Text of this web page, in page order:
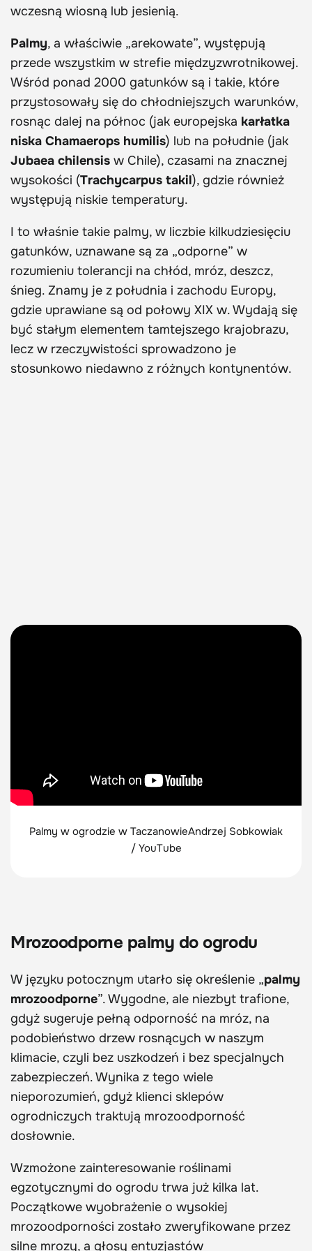
wczesną wiosną lub jesienią.
Palmy, a właściwie „arekowate”, występują
przede wszystkim w strefie międzyzwrotnikowej.
Wśród ponad 2000 gatunków są i takie, które
przystosowały się do chłodniejszych warunków,
rosnąc dalej na północ (jak europejska karłatka
niska Chamaerops humilis) lub na południe (jak
Jubaea chilensis w Chile), czasami na znacznej
wysokości (Trachycarpus takil), gdzie również
występują niskie temperatury.
I to właśnie takie palmy, w liczbie kilkudziesięciu
gatunków, uznawane są za „odporne” w
rozumieniu tolerancji na chłód, mróz, deszcz,
śnieg. Znamy je z południa i zachodu Europy,
gdzie uprawiane są od połowy XIX w. Wydają się
być stałym elementem tamtejszego krajobrazu,
lecz w rzeczywistości sprowadzono je
stosunkowo niedawno z różnych kontynentów.
Palmy w ogrodzie w TaczanowieAndrzej Sobkowiak
/ YouTube
Mrozoodporne palmy do ogrodu
W języku potocznym utarło się określenie „palmy
mrozoodporne”. Wygodne, ale niezbyt trafione,
gdyż sugeruje pełną odporność na mróz, na
podobieństwo drzew rosnących w naszym
klimacie, czyli bez uszkodzeń i bez specjalnych
zabezpieczeń. Wynika z tego wiele
nieporozumień, gdyż klienci sklepów
ogrodniczych traktują mrozoodporność
dosłownie.
Wzmożone zainteresowanie roślinami
egzotycznymi do ogrodu trwa już kilka lat.
Początkowe wyobrażenie o wysokiej
mrozoodporności zostało zweryfikowane przez
silne mrozy, a głosy entuzjastów